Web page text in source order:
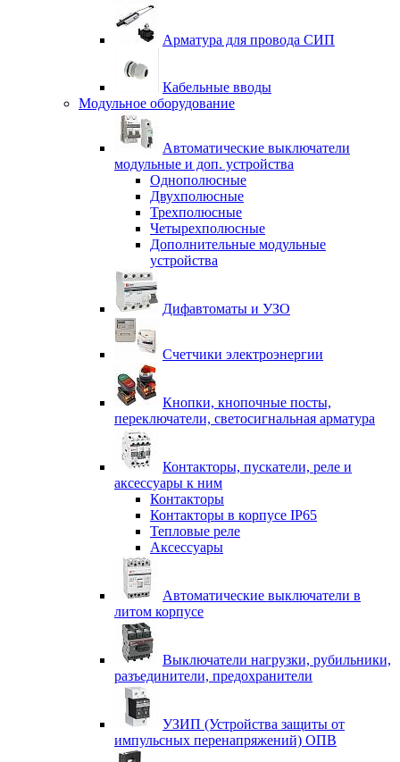
Арматура для провода СИП
Кабельные вводы
Модульное оборудование
Автоматические выключатели
модульные и доп. устройства
Однополюсные
Двухполюсные
Трехполюсные
Четырехполюсные
Дополнительные модульные
устройства
Дифавтоматы и УЗО
Счетчики электроэнергии
Кнопки, кнопочные посты,
переключатели, светосигнальная арматура
Контакторы, пускатели, реле и
аксессуары к ним
Контакторы
Контакторы в корпусе IP65
Тепловые реле
Аксессуары
Автоматические выключатели в
литом корпусе
Выключатели нагрузки, рубильники,
разъединители, предохранители
УЗИП (Устройства защиты от
импульсных перенапряжений) ОПВ